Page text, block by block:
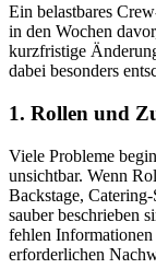
Ein belastbares
in den Wochen
kurzfristige
dabei besonders
1. Rollen und
Viele Probleme
unsichtbar. Wenn
Backstage,
sauber beschrieben
fehlen Informationen
erforderlichen